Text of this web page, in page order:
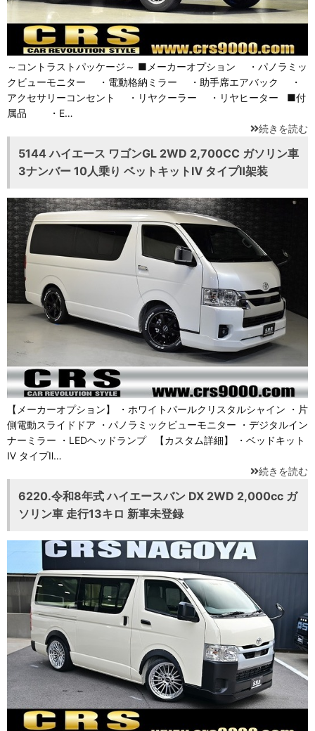
～コントラストパッケージ～ ■メーカーオプション ・パノラミッ
クビューモニター ・電動格納ミラー ・助手席エアバック ・
アクセサリーコンセント ・リヤクーラー ・リヤヒーター ■付
属品 ・E…
続きを読む
5144 ハイエース ワゴンGL 2WD 2,700CC ガソリン車
3ナンバー 10人乗り ベットキットⅣ タイプⅡ架装
【メーカーオプション】 ・ホワイトパールクリスタルシャイン ・片
側電動スライドドア ・パノラミックビューモニター ・デジタルイン
ナーミラー ・LEDヘッドランプ 【カスタム詳細】 ・ベッドキット
Ⅳ タイプⅡ…
続きを読む
6220.令和8年式 ハイエースバン DX 2WD 2,000cc ガ
ソリン車 走行13キロ 新車未登録